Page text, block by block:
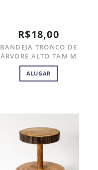
R$18,00
BANDEJA TRONCO DE
ÁRVORE ALTO TAM M
ALUGAR